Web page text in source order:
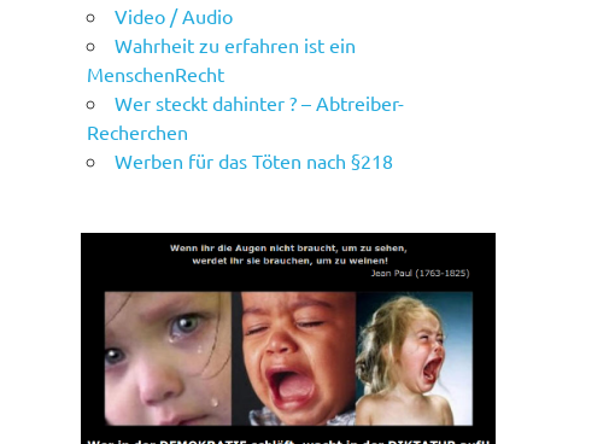
Video / Audio
Wahrheit zu erfahren ist ein
MenschenRecht
Wer steckt dahinter ? – Abtreiber-
Recherchen
Werben für das Töten nach §218